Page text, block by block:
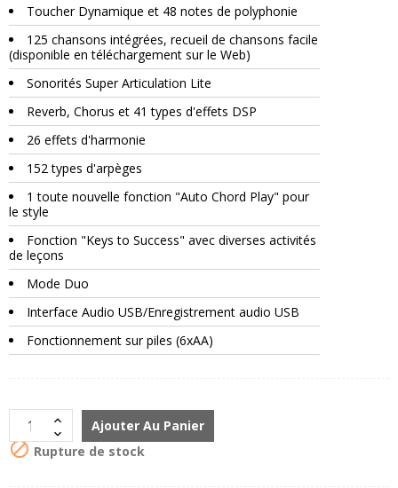
Toucher Dynamique et 48 notes de polyphonie
125 chansons intégrées, recueil de chansons facile
(disponible en téléchargement sur le Web)
Sonorités Super Articulation Lite
Reverb, Chorus et 41 types d'effets DSP
26 effets d'harmonie
152 types d'arpèges
1 toute nouvelle fonction "Auto Chord Play" pour
le style
Fonction "Keys to Success" avec diverses activités
de leçons
Mode Duo
Interface Audio USB/Enregistrement audio USB
Fonctionnement sur piles (6xAA)
Ajouter Au Panier
 Rupture de stock